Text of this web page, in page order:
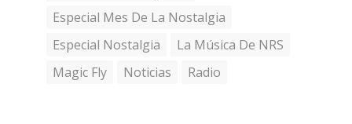
Especial Mes De La Nostalgia
Especial Nostalgia
La Música De NRS
Magic Fly
Noticias Radio